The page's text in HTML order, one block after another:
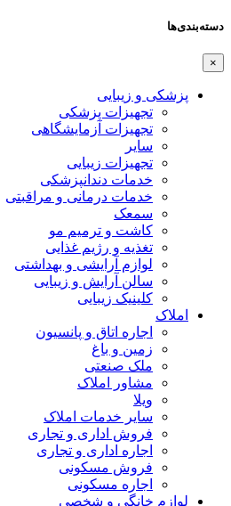
دسته‌بندی‌ها
×
پزشکی و زیبایی
تجهیزات پزشکی
تجهیزات آزمایشگاهی
سایر
تجهیزات زیبایی
خدمات دندانپزشکی
خدمات درمانی و مراقبتی
سمعک
کاشت و ترمیم مو
تغذیه و رژیم غذایی
لوازم آرایشی و بهداشتی
سالن آرایش و زیبایی
کلینیک زیبایی
املاک
اجاره اتاق و پانسیون
زمین و باغ
ملک صنعتی
مشاور املاک
ویلا
سایر خدمات املاک
فروش اداری و تجاری
اجاره اداری و تجاری
فروش مسکونی
اجاره مسکونی
لوازم خانگی و شخصی